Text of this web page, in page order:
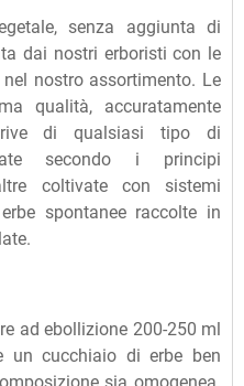
senza aggiunta di
dai nostri erboristi con le
nostro assortimento. Le
qualità, accuratamente
di qualsiasi tipo di
secondo i principi
coltivate con sistemi
spontanee raccolte in
ad ebollizione 200-250 ml
un cucchiaio di erbe ben